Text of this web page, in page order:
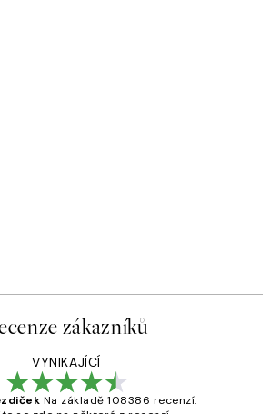
zákazníků
VYNIKAJÍCÍ
Na základě 108386 recenzí.